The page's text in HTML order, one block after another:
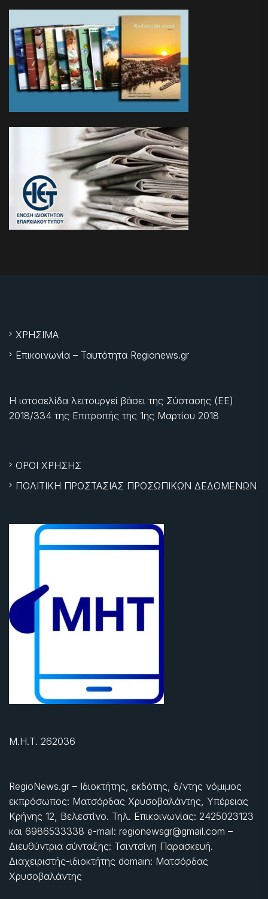
ΧΡΗΣΙΜΑ
Επικοινωνία – Ταυτότητα Regionews.gr
Η ιστοσελίδα λειτουργεί βάσει της Σύστασης (ΕΕ)
2018/334 της Επιτροπής της 1ης Μαρτίου 2018
ΟΡΟΙ ΧΡΗΣΗΣ
ΠΟΛΙΤΙΚΗ ΠΡΟΣΤΑΣΙΑΣ ΠΡΟΣΩΠΙΚΩΝ ΔΕΔΟΜΕΝΩΝ
Μ.Η.Τ. 262036
RegioNews.gr – Ιδιοκτήτης, εκδότης, δ/ντης νόμιμος
εκπρόσωπος: Ματσόρδας Χρυσοβαλάντης, Υπέρειας
Κρήνης 12, Βελεστίνο. Τηλ. Επικοινωνίας: 2425023123
και 6986533338 e-mail: regionewsgr@gmail.com –
Διευθύντρια σύνταξης: Τσιντσίνη Παρασκευή.
Διαχειριστής-ιδιοκτήτης domain: Ματσόρδας
Χρυσοβαλάντης